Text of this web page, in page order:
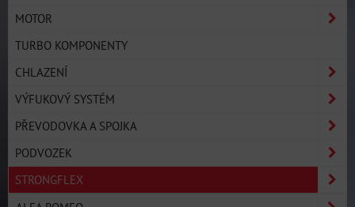
MOTOR
TURBO KOMPONENTY
CHLAZENÍ
VÝFUKOVÝ SYSTÉM
PŘEVODOVKA A SPOJKA
PODVOZEK
STRONGFLEX